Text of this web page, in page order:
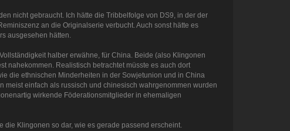
nicht gebraucht. Ich hätte die Tribbelfolge von DS9, in der der
an die Originalserie verbucht. Auch sonst hätte es
ausgesehen hätten.
halber erwähne, für China. Beide (also Klingonen
nahekommen. Realistisch betrachtet müsste es auch dort
die ethnischen Minderheiten in der Sowjetunion und in China
einfach als russisch und chinesisch wahrgenommen wurden
wirkende Föderationsmitglieder in ehemaligen
die Klingonen so dar, wie es gerade passend erscheint.